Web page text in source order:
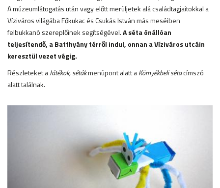
A múzeumlátogatás után vagy előtt merüljetek alá családtagjaitokkal a
Víziváros világába Főkukac és Csukás István más meséiben
felbukkanó szereplőinek segítségével.A séta önállóan
teljesítendő, a Batthyány térről indul, onnan a Víziváros utcáin
keresztül vezet végig.
Részleteket aJátékok, sétákmenüpont alatt aKörnyékbeli sétacímszó
alatt találnak.